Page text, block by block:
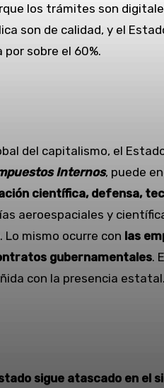
los trámites son
son de calidad, y el
sobre el 60%.
del capitalismo, el
Internos, puede
científica, defensa,
aeroespaciales y
mismo ocurre con las
gubernamentales.
con la presencia estatal.
sigue atascado en el